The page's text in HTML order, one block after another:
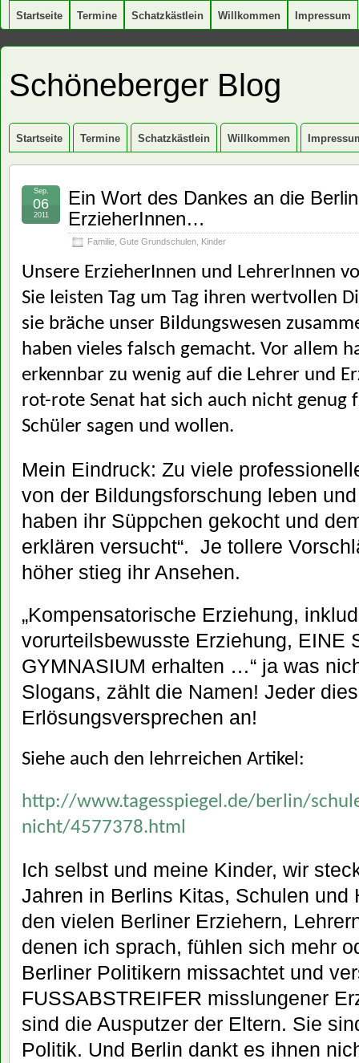
Startseite Termine Schatzkästlein Willkommen Impressum
Schöneberger Blog
Startseite Termine Schatzkästlein Willkommen
Ein Wort des Dankes an die
ErzieherInnen…
Familie Gute Grundschulen Kinder
Sep.
06
2011
Unsere ErzieherInnen und LehrerInnen
Sie leisten Tag um Tag ihren wertvollen
sie bräche unser Bildungswesen
haben vieles falsch gemacht. Vor allem
erkennbar zu wenig auf die Lehrer und
rot-rote Senat hat sich auch nicht genug
Schüler sagen und wollen.
Mein Eindruck: Zu viele
von der Bildungsforschung leben
haben ihr Süppchen gekocht und
erklären versucht“. Je tollere
höher stieg ihr Ansehen.
„Kompensatorische Erziehung,
vorurteilsbewusste Erziehung, EINE
GYMNASIUM erhalten …“ ja was
Slogans, zählt die Namen! Jeder
Erlösungsversprechen an!
Siehe auch den lehrreichen Artikel:
http://www.tagesspiegel.de/berlin/
nicht/4577378.html
Ich selbst und meine Kinder, wir
Jahren in Berlins Kitas, Schulen und
den vielen Berliner Erziehern,
denen ich sprach, fühlen sich mehr
Berliner Politikern missachtet und
FUSSABSTREIFER misslungener
sind die Ausputzer der Eltern. Sie
Politik. Und Berlin dankt es ihnen